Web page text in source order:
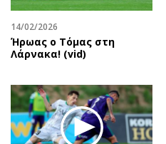
14/02/2026
Ήρωας ο Τόμας στη
Λάρνακα! (vid)